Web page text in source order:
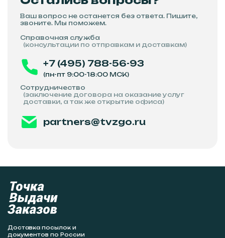
Ваш вопрос не останется без ответа. Пишите,
звоните. Мы поможем.
Справочная служба
(консультации по отправкам и доставкам)
+7 (495) 788-56-93
(пн-пт 9:00-18:00 МСК)
Сотрудничество
(заключение договора на оказание услуг
доставки, а так же открытие офиса)
partners@tvzgo.ru
Доставка посылок и
документов по России